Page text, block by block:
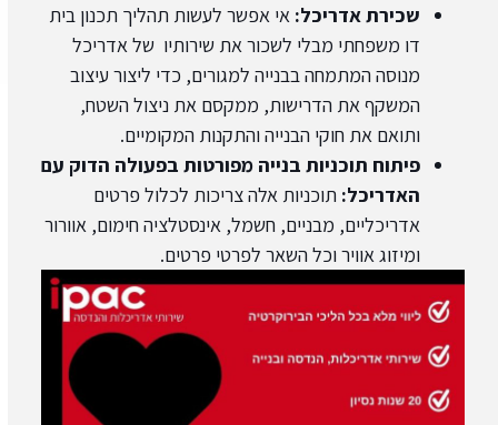
שכירת אדריכל: אי אפשר לעשות תהליך תכנון בית
דו משפחתי מבלי לשכור את שירותיו של אדריכל
מנוסה המתמחה בבנייה למגורים, כדי ליצור עיצוב
המשקף את הדרישות, ממקסם את ניצול השטח,
ותואם את חוקי הבנייה והתקנות המקומיים.
פיתוח תוכניות בנייה מפורטות בפעולה הדוק עם
האדריכל: תוכניות אלה צריכות לכלול פרטים
אדריכליים, מבניים, חשמל, אינסטלציה חימום, אוורור
ומיזוג אוויר וכל השאר לפרטי פרטים.